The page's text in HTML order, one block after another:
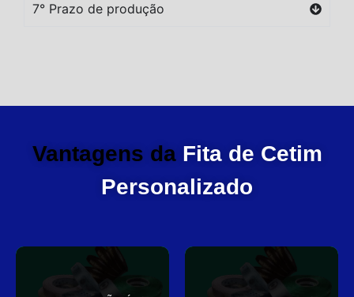
7° Prazo de produção
Vantagens da Fita de Cetim
Personalizado